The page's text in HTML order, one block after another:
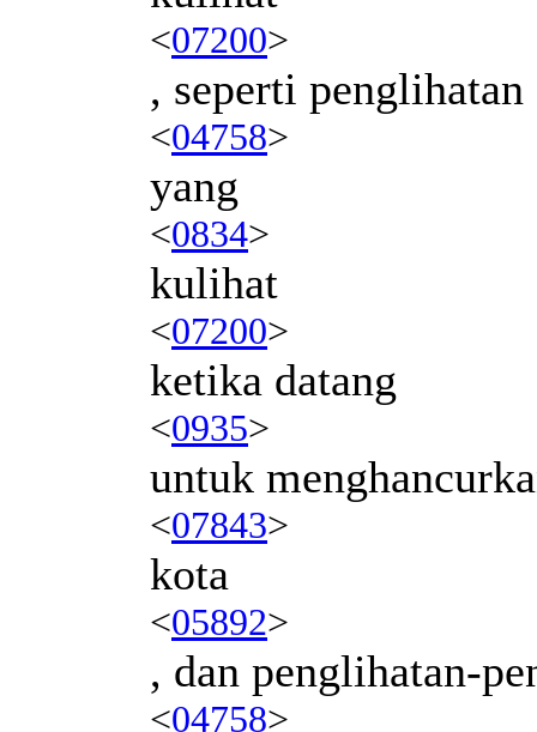
<07200>
, seperti penglihatan
<04758>
yang
<0834>
kulihat
<07200>
ketika datang
<0935>
untuk
<07843>
kota
<05892>
, dan penglihatan-
<04758>